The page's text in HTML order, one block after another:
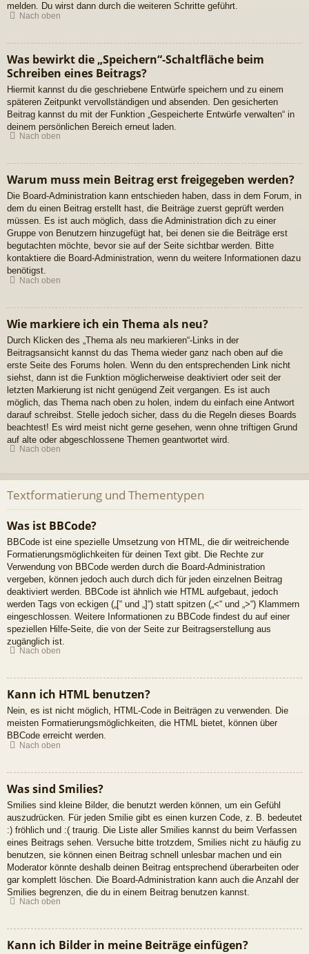
melden. Du wirst dann durch die weiteren Schritte geführt.
Nach oben
Was bewirkt die „Speichern“-Schaltfläche beim
Schreiben eines Beitrags?
Hiermit kannst du die geschriebene Entwürfe speichern und zu einem
späteren Zeitpunkt vervollständigen und absenden. Den gesicherten
Beitrag kannst du mit der Funktion „Gespeicherte Entwürfe verwalten“ in
deinem persönlichen Bereich erneut laden.
Nach oben
Warum muss mein Beitrag erst freigegeben werden?
Die Board-Administration kann entschieden haben, dass in dem Forum, in
dem du einen Beitrag erstellt hast, die Beiträge zuerst geprüft werden
müssen. Es ist auch möglich, dass die Administration dich zu einer
Gruppe von Benutzern hinzugefügt hat, bei denen sie die Beiträge erst
begutachten möchte, bevor sie auf der Seite sichtbar werden. Bitte
kontaktiere die Board-Administration, wenn du weitere Informationen dazu
benötigst.
Nach oben
Wie markiere ich ein Thema als neu?
Durch Klicken des „Thema als neu markieren“-Links in der
Beitragsansicht kannst du das Thema wieder ganz nach oben auf die
erste Seite des Forums holen. Wenn du den entsprechenden Link nicht
siehst, dann ist die Funktion möglicherweise deaktiviert oder seit der
letzten Markierung ist nicht genügend Zeit vergangen. Es ist auch
möglich, das Thema nach oben zu holen, indem du einfach eine Antwort
darauf schreibst. Stelle jedoch sicher, dass du die Regeln dieses Boards
beachtest! Es wird meist nicht gerne gesehen, wenn ohne triftigen Grund
auf alte oder abgeschlossene Themen geantwortet wird.
Nach oben
Textformatierung und Thementypen
Was ist BBCode?
BBCode ist eine spezielle Umsetzung von HTML, die dir weitreichende
Formatierungsmöglichkeiten für deinen Text gibt. Die Rechte zur
Verwendung von BBCode werden durch die Board-Administration
vergeben, können jedoch auch durch dich für jeden einzelnen Beitrag
deaktiviert werden. BBCode ist ähnlich wie HTML aufgebaut, jedoch
werden Tags von eckigen („[“ und „]“) statt spitzen („<“ und „>“) Klammern
eingeschlossen. Weitere Informationen zu BBCode findest du auf einer
speziellen Hilfe-Seite, die von der Seite zur Beitragserstellung aus
zugänglich ist.
Nach oben
Kann ich HTML benutzen?
Nein, es ist nicht möglich, HTML-Code in Beiträgen zu verwenden. Die
meisten Formatierungsmöglichkeiten, die HTML bietet, können über
BBCode erreicht werden.
Nach oben
Was sind Smilies?
Smilies sind kleine Bilder, die benutzt werden können, um ein Gefühl
auszudrücken. Für jeden Smilie gibt es einen kurzen Code, z. B. bedeutet
:) fröhlich und :( traurig. Die Liste aller Smilies kannst du beim Verfassen
eines Beitrags sehen. Versuche bitte trotzdem, Smilies nicht zu häufig zu
benutzen, sie können einen Beitrag schnell unlesbar machen und ein
Moderator könnte deshalb deinen Beitrag entsprechend überarbeiten oder
gar komplett löschen. Die Board-Administration kann auch die Anzahl der
Smilies begrenzen, die du in einem Beitrag benutzen kannst.
Nach oben
Kann ich Bilder in meine Beiträge einfügen?